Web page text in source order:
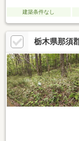
建築条件なし
栃木県那須